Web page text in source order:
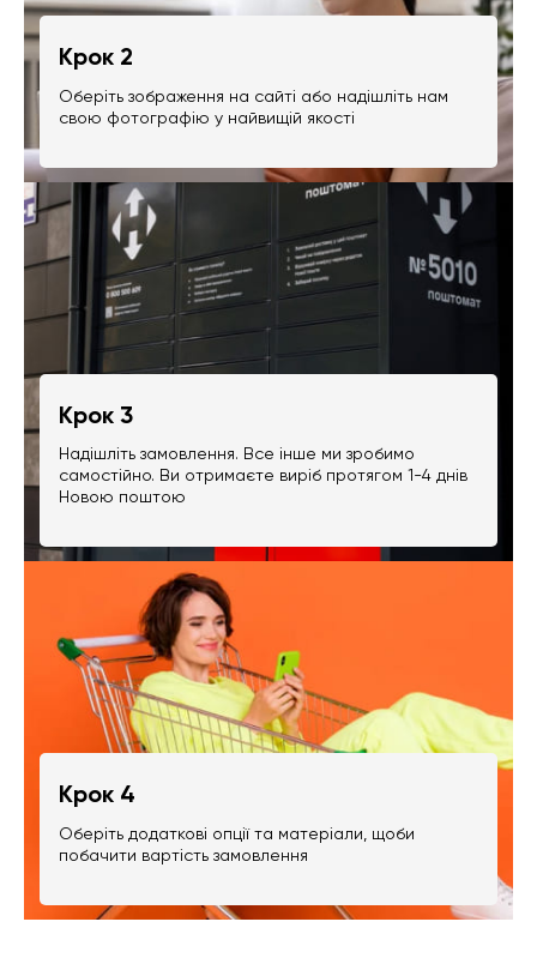
Крок 2
Оберіть зображення на сайті або надішліть нам
свою фотографію у найвищій якості
Крок 3
Надішліть замовлення. Все інше ми зробимо
самостійно. Ви отримаєте виріб протягом 1-4 днів
Новою поштою
Крок 4
Оберіть додаткові опції та матеріали, щоби
побачити вартість замовлення